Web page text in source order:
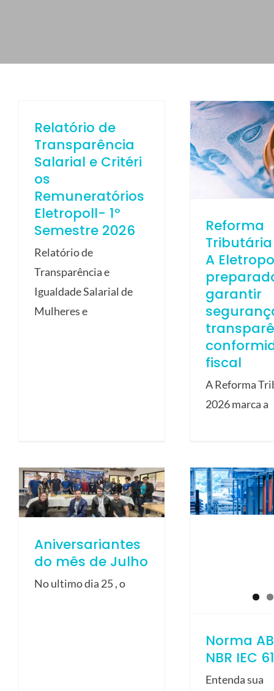
ESPAÑOL
Relatório de
Transparência
Salarial e Critéri
os
Remuneratórios
Eletropoll- 1º
Semestre 2026
Relatório de
Transparência e
Igualdade Salarial de
Mulheres e
Reforma
A
garantir
fiscal
A Reforma
2026 marca a
Aniversariantes
do mês de Julho
No ultimo dia 25 , o
Norma
NBR IEC
Entenda sua